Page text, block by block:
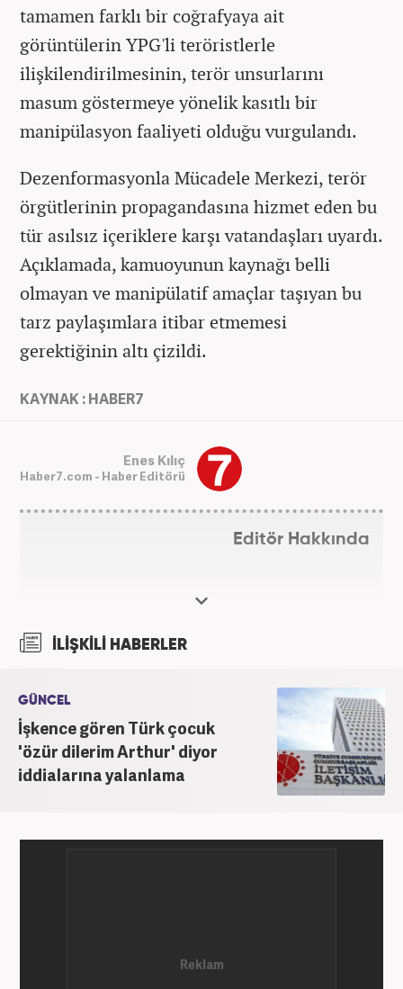
tamamen farklı bir coğrafyaya ait
görüntülerin YPG'li teröristlerle
ilişkilendirilmesinin, terör unsurlarını
masum göstermeye yönelik kasıtlı bir
manipülasyon faaliyeti olduğu vurgulandı.
Dezenformasyonla Mücadele Merkezi, terör
örgütlerinin propagandasına hizmet eden bu
tür asılsız içeriklere karşı vatandaşları uyardı.
Açıklamada, kamuoyunun kaynağı belli
olmayan ve manipülatif amaçlar taşıyan bu
tarz paylaşımlara itibar etmemesi
gerektiğinin altı çizildi.
KAYNAK : HABER7
Enes Kılıç
Haber7.com - Haber Editörü
Editör Hakkında
İLİŞKİLİ HABERLER
GÜNCEL
İşkence gören Türk çocuk
'özür dilerim Arthur' diyor
iddialarına yalanlama